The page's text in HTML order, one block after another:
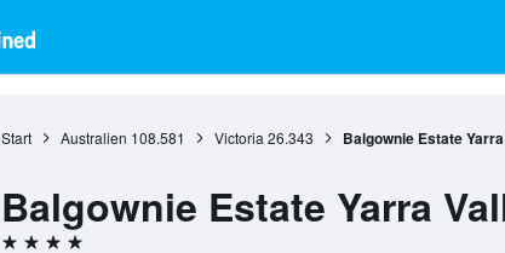
Start Australien 108.581 Victoria 26.343 Balgownie Estate
Balgownie Estate Yarra
4 Sterne